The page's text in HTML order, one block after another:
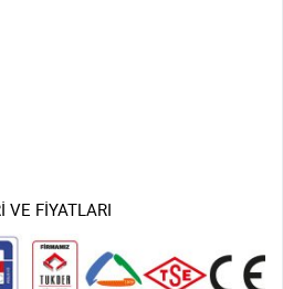
VE FİYATLARI